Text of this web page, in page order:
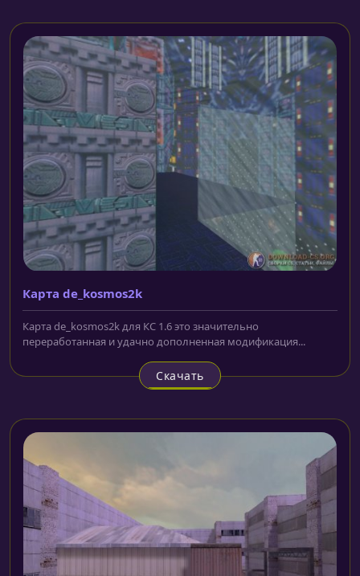
Карта de_kosmos2k
Карта de_kosmos2k для КС 1.6 это значительно
переработанная и удачно дополненная модификация...
Скачать